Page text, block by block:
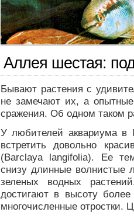
Аллея шестая:
Бывают растения с
не замечают их, а
сражения. Об одном таком
У любителей аквариума в
встретить довольно
(Barclaya langifolia). Ее
снизу длинные волнистые
зеленых водных
достигают в высоту
многочисленные отростки.